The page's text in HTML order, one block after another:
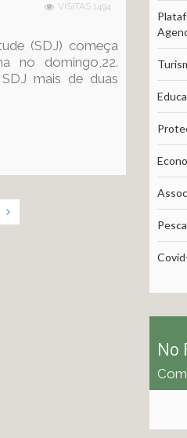
VISITAS 1494
(SDJ) começa
no domingo,22.
mais de duas
Pesca
No